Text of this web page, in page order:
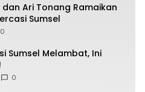
Ari Tonang Ramaikan
Sumsel
0
Sumsel Melambat, Ini
0